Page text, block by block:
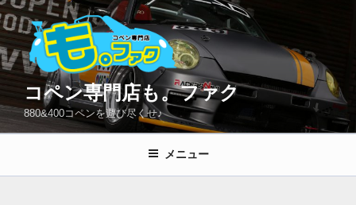
コ
ン
テ
ン
へ
ス
プ
コペン専門店も。ファク
880&400コペンを遊び尽くせ♪
メニュー